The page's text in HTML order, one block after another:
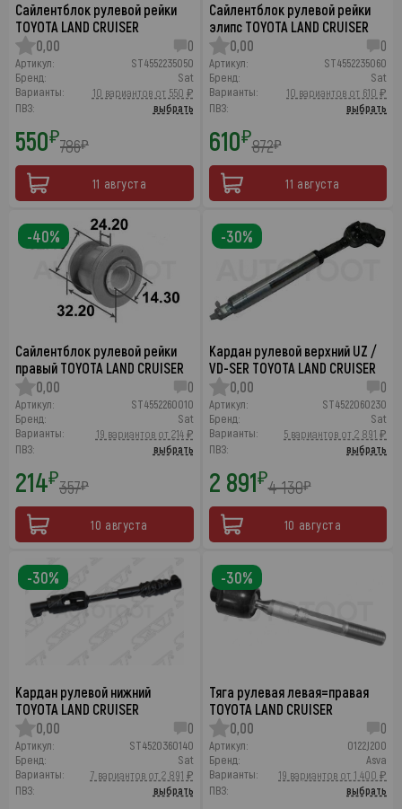
Сайлентблок рулевой рейки
TOYOTA LAND CRUISER
0,00
0
Артикул:
ST4552235050
Бренд:
Sat
Варианты:
10 вариантов от 550 ₽
ПВЗ:
выбрать
550₽786₽
11 августа
Сайлентблок рулевой рейки
элипс TOYOTA LAND CRUISER
0,00
0
Артикул:
ST4552235060
Бренд:
Sat
Варианты:
10 вариантов от 610 ₽
ПВЗ:
выбрать
610₽872₽
11 августа
Сайлентблок рулевой рейки
правый TOYOTA LAND CRUISER
0,00
0
Артикул:
ST4552260010
Бренд:
Sat
Варианты:
19 вариантов от 214 ₽
ПВЗ:
выбрать
214₽357₽
10 августа
-40%
Кардан рулевой верхний UZ /
VD-SER TOYOTA LAND CRUISER
0,00
0
Артикул:
ST4522060230
Бренд:
Sat
Варианты:
5 вариантов от 2 891 ₽
ПВЗ:
выбрать
2 891₽4 130₽
10 августа
-30%
Кардан рулевой нижний
TOYOTA LAND CRUISER
0,00
0
Артикул:
ST4520360140
Бренд:
Sat
Варианты:
7 вариантов от 2 891 ₽
ПВЗ:
выбрать
-30%
Тяга рулевая левая=правая
TOYOTA LAND CRUISER
0,00
0
Артикул:
0122J200
Бренд:
Asva
Варианты:
19 вариантов от 1 400 ₽
ПВЗ:
выбрать
-30%